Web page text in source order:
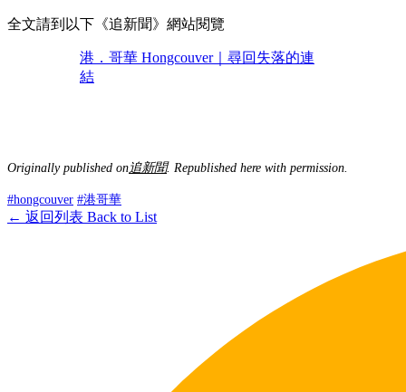
全文請到以下《追新聞》網站閱覽
港．哥華 Hongcouver｜尋回失落的連
結
Originally published on追新聞. Republished here with permission.
#hongcouver #港哥華
← 返回列表 Back to List